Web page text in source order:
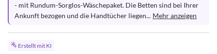
- mit Rundum-Sorglos-Wäschepaket. Die Betten sind bei Ihrer
Ankunft bezogen und die Handtücher liegen... Mehr anzeigen
Erstellt mit KI